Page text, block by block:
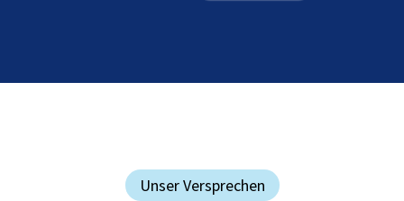
Unser Versprechen